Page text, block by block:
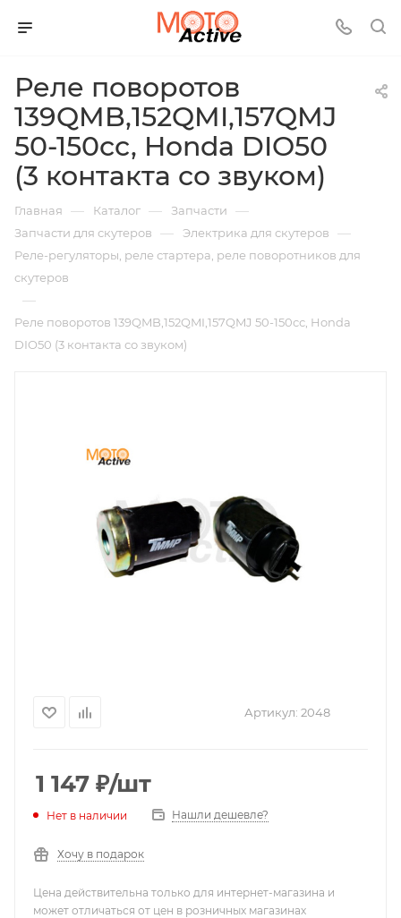
Реле поворотов
139QMB,152QMI,157QMJ
50-150сс, Honda DIO50
(3 контакта со звуком)
Главная — Каталог — Запчасти —
Запчасти для скутеров — Электрика для скутеров —
Реле-регуляторы, реле стартера, реле поворотников для
скутеров
—
Реле поворотов 139QMB,152QMI,157QMJ 50-150сс, Honda
DIO50 (3 контакта со звуком)
Артикул: 2048
1 147 ₽/шт
Нет в наличии Нашли дешевле?
Хочу в подарок
Цена действительна только для интернет-магазина и
может отличаться от цен в розничных магазинах